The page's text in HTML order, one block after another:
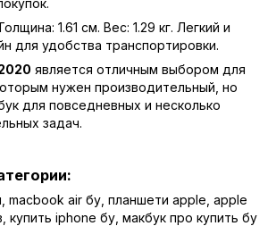
1.61 см. Вес: 1.29 кг. Легкий и
для удобства транспортировки.
является отличным выбором для
нужен производительный, но
для повседневных и несколько
задач.
macbook air бу планшети apple apple
купить iphone бу макбук про купить бу